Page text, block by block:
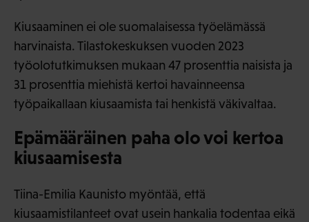
Kiusaaminen ei ole suomalaisessa työelämässä
harvinaista. Tilastokeskuksen vuoden 2023
työolotutkimuksen mukaan 47 prosenttia naisista ja
31 prosenttia miehistä kertoi havainneensa
työpaikallaan kiusaamista tai henkistä väkivaltaa.
Epämääräinen paha olo voi kertoa
kiusaamisesta
Tiina-Emilia Kaunisto myöntää, että
kiusaamistilanteet ovat usein hankalia todentaa eikä